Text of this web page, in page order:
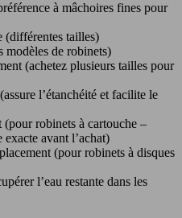
à mâchoires fines pour
(différentes tailles)
modèles de robinets)
(achetez plusieurs tailles pour
l’étanchéité et facilite le
robinets à cartouche –
exacte avant l’achat)
(pour robinets à disques
l’eau restante dans les